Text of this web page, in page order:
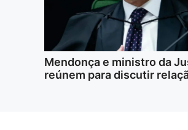
Mendonça e ministro da
reúnem para discutir